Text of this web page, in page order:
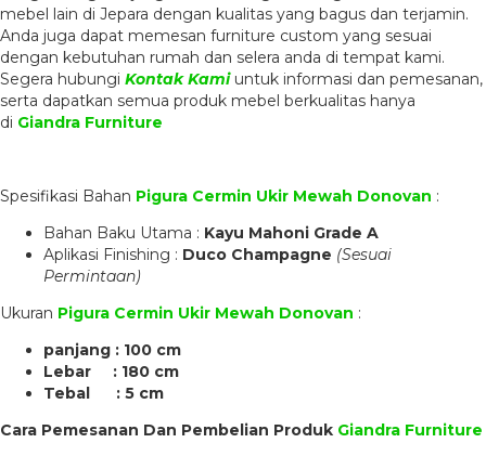
mebel lain di Jepara dengan kualitas yang bagus dan terjamin.
Anda juga dapat memesan furniture custom yang sesuai
dengan kebutuhan rumah dan selera anda di tempat kami.
Segera hubungi Kontak Kamiuntuk informasi dan pemesanan,
serta dapatkan semua produk mebel berkualitas hanya
di Giandra Furniture
Spesifikasi Bahan Pigura Cermin Ukir Mewah Donovan :
Bahan Baku Utama : Kayu Mahoni Grade A
Aplikasi Finishing : Duco Champagne (Sesuai
Permintaan)
Ukuran Pigura Cermin Ukir Mewah Donovan :
panjang : 100 cm
Lebar : 180 cm
Tebal : 5 cm
Cara Pemesanan Dan Pembelian Produk Giandra Furniture